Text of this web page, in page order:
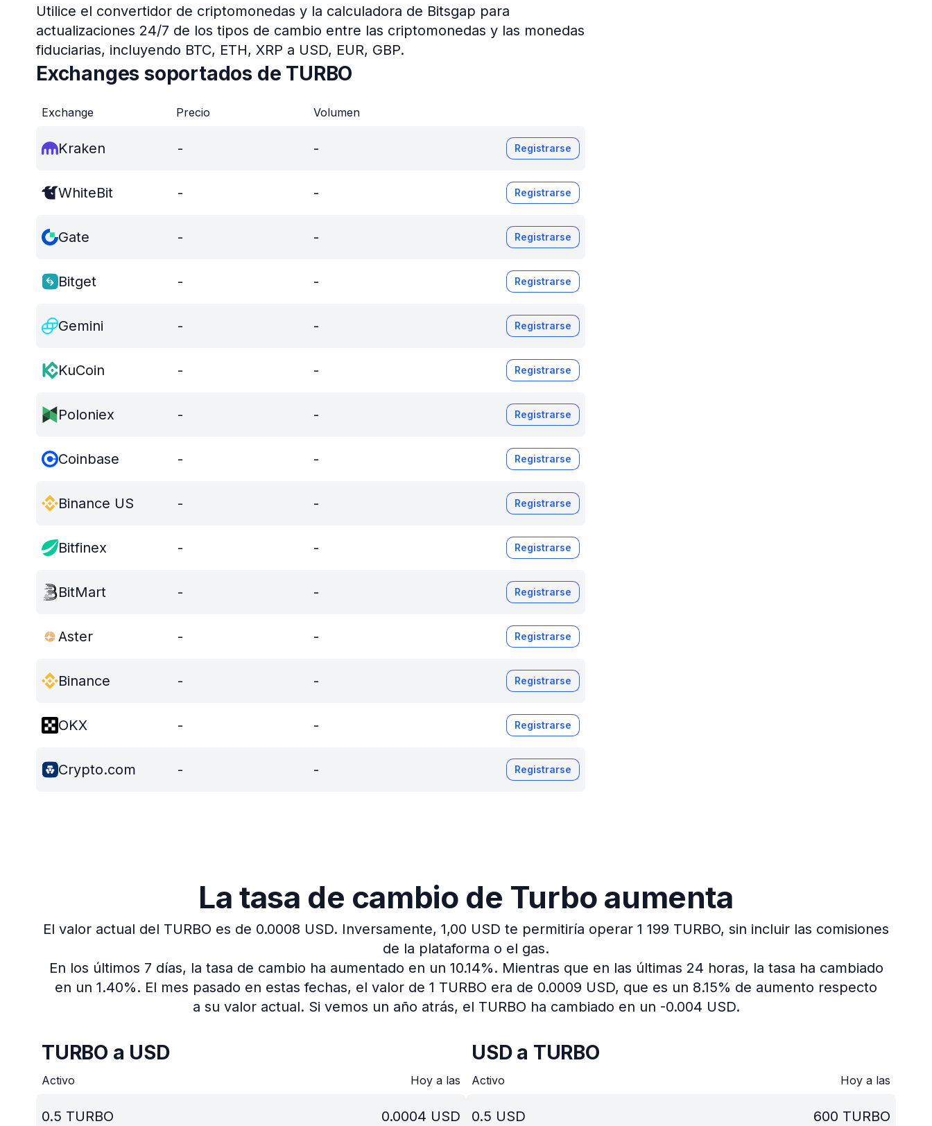
Utilice el convertidor de criptomonedas y la calculadora de Bitsgap para
actualizaciones 24/7 de los tipos de cambio entre las criptomonedas y las monedas
fiduciarias, incluyendo BTC, ETH, XRP a USD, EUR, GBP.
Exchanges soportados de TURBO
Exchange Precio Volumen
Kraken - - Registrarse
WhiteBit - - Registrarse
Gate - - Registrarse
Bitget - - Registrarse
Gemini - - Registrarse
KuCoin - - Registrarse
Poloniex - - Registrarse
Coinbase - - Registrarse
Binance US - - Registrarse
Bitfinex - - Registrarse
BitMart - - Registrarse
Aster - - Registrarse
Binance - - Registrarse
OKX - - Registrarse
Crypto.com - - Registrarse
La tasa de cambio de Turbo aumenta
El valor actual del TURBO es de 0.0008 USD. Inversamente, 1,00 USD te permitiría operar 1 199 TURBO, sin incluir las comisiones
de la plataforma o el gas.
En los últimos 7 días, la tasa de cambio ha aumentado en un 10.14%. Mientras que en las últimas 24 horas, la tasa ha cambiado
en un 1.40%. El mes pasado en estas fechas, el valor de 1 TURBO era de 0.0009 USD, que es un 8.15% de aumento respecto
a su valor actual. Si vemos un año atrás, el TURBO ha cambiado en un -0.004 USD.
TURBO a USD
Activo Hoy a las
0.5 TURBO 0.0004 USD
USD a TURBO
Activo Hoy a las
0.5 USD 600 TURBO